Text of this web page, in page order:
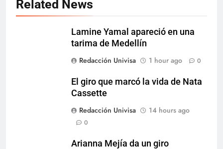
Related News
Lamine Yamal apareció en una
tarima de Medellín
Redacción Univisa
1 hour ago 0
El giro que marcó la vida de Nata
Cassette
Redacción Univisa
14 hours ago
0
Arianna Mejía da un giro